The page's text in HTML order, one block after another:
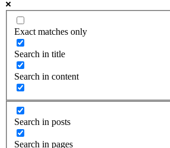
Exact matches only
Search in title
Search in content
Search in posts
Search in pages